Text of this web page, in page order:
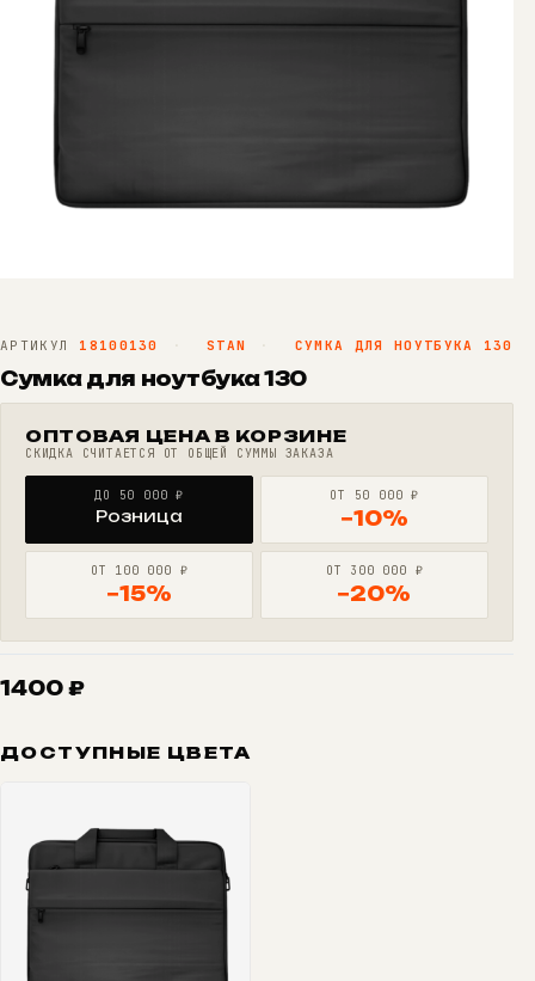
АРТИКУЛ 18100130 · STAN · СУМКА ДЛЯ НОУТБУКА 130
Сумка для ноутбука 130
ОПТОВАЯ ЦЕНА В КОРЗИНЕ
СКИДКА СЧИТАЕТСЯ ОТ ОБЩЕЙ СУММЫ ЗАКАЗА
ДО 50 000 ₽
Розница
ОТ 50 000 ₽
−10%
ОТ 100 000 ₽
−15%
ОТ 300 000 ₽
−20%
1400 ₽
ДОСТУПНЫЕ ЦВЕТА